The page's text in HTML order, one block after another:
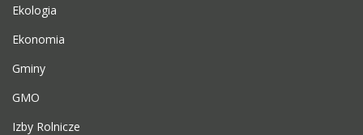
Ekologia
Ekonomia
Gminy
GMO
Izby Rolnicze